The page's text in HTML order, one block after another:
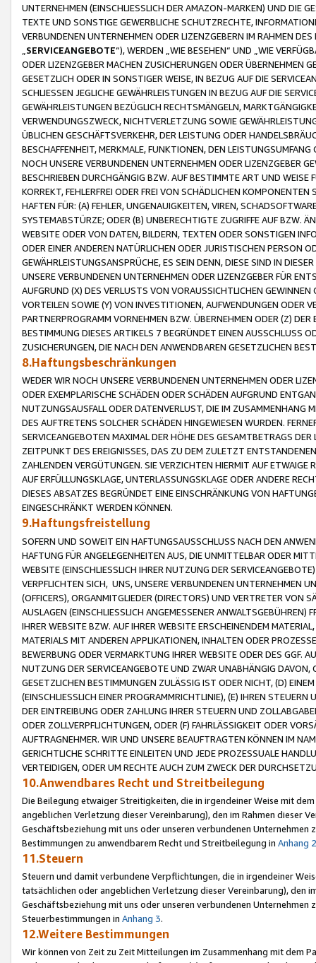
UNTERNEHMEN (EINSCHLIESSLICH DER AMAZON-MARKEN) UND DIE
TEXTE UND SONSTIGE GEWERBLICHE SCHUTZRECHTE,
VERBUNDENEN UNTERNEHMEN ODER LIZENZGEBERN IM RAHMEN
SERVICEANGEBOTE“), WERDEN „WIE BESEHEN“ UND „WIE
ODER LIZENZGEBER MACHEN ZUSICHERUNGEN ODER ÜBERNEHMEN
GESETZLICH ODER IN SONSTIGER WEISE, IN BEZUG AUF DIE
SCHLIESSEN JEGLICHE GEWÄHRLEISTUNGEN IN BEZUG AUF DIE
GEWÄHRLEISTUNGEN BEZÜGLICH RECHTSMÄNGELN,
VERWENDUNGSZWECK, NICHTVERLETZUNG SOWIE
ÜBLICHEN GESCHÄFTSVERKEHR, DER LEISTUNG ODER
BESCHAFFENHEIT, MERKMALE, FUNKTIONEN, DEN
NOCH UNSERE VERBUNDENEN UNTERNEHMEN ODER LIZENZGEBER
BESCHRIEBEN DURCHGÄNGIG BZW. AUF BESTIMMTE ART UND
KORREKT, FEHLERFREI ODER FREI VON SCHÄDLICHEN
HAFTEN FÜR: (A) FEHLER, UNGENAUIGKEITEN, VIREN,
SYSTEMABSTÜRZE; ODER (B) UNBERECHTIGTE ZUGRIFFE AUF BZW.
WEBSITE ODER VON DATEN, BILDERN, TEXTEN ODER SONSTIGEN
ODER EINER ANDEREN NATÜRLICHEN ODER JURISTISCHEN PERSON
GEWÄHRLEISTUNGSANSPRÜCHE, ES SEIN DENN, DIESE SIND IN
UNSERE VERBUNDENEN UNTERNEHMEN ODER LIZENZGEBER FÜR
AUFGRUND (X) DES VERLUSTS VON VORAUSSICHTLICHEN
VORTEILEN SOWIE (Y) VON INVESTITIONEN, AUFWENDUNGEN ODER
PARTNERPROGRAMM VORNEHMEN BZW. ÜBERNEHMEN ODER (Z)
BESTIMMUNG DIESES ARTIKELS 7 BEGRÜNDET EINEN AUSSCHLUSS
ZUSICHERUNGEN, DIE NACH DEN ANWENDBAREN GESETZLICHEN
8.Haftungsbeschränkungen
WEDER WIR NOCH UNSERE VERBUNDENEN UNTERNEHMEN ODER
ODER EXEMPLARISCHE SCHÄDEN ODER SCHÄDEN AUFGRUND
NUTZUNGSAUSFALL ODER DATENVERLUST, DIE IM ZUSAMMENHANG
DES AUFTRETENS SOLCHER SCHÄDEN HINGEWIESEN WURDEN.
SERVICEANGEBOTEN MAXIMAL DER HÖHE DES GESAMTBETRAGS
ZEITPUNKT DES EREIGNISSES, DAS ZU DEM ZULETZT
ZAHLENDEN VERGÜTUNGEN. SIE VERZICHTEN HIERMIT AUF
AUF ERFÜLLUNGSKLAGE, UNTERLASSUNGSKLAGE ODER ANDERE
DIESES ABSATZES BEGRÜNDET EINE EINSCHRÄNKUNG VON
EINGESCHRÄNKT WERDEN KÖNNEN.
9.Haftungsfreistellung
SOFERN UND SOWEIT EIN HAFTUNGSAUSSCHLUSS NACH DEN
HAFTUNG FÜR ANGELEGENHEITEN AUS, DIE UNMITTELBAR ODER
WEBSITE (EINSCHLIESSLICH IHRER NUTZUNG DER
VERPFLICHTEN SICH, UNS, UNSERE VERBUNDENEN UNTERNEHMEN
(OFFICERS), ORGANMITGLIEDER (DIRECTORS) UND VERTRETER VON
AUSLAGEN (EINSCHLIESSLICH ANGEMESSENER
IHRER WEBSITE BZW. AUF IHRER WEBSITE ERSCHEINENDEM
MATERIALS MIT ANDEREN APPLIKATIONEN, INHALTEN ODER
BEWERBUNG ODER VERMARKTUNG IHRER WEBSITE ODER DES GGF.
NUTZUNG DER SERVICEANGEBOTE UND ZWAR UNABHÄNGIG
GESETZLICHEN BESTIMMUNGEN ZULÄSSIG IST ODER NICHT, (D)
(EINSCHLIESSLICH EINER PROGRAMMRICHTLINIE), (E) IHREN
DER EINTREIBUNG ODER ZAHLUNG IHRER STEUERN UND
ODER ZOLLVERPFLICHTUNGEN, ODER (F) FAHRLÄSSIGKEIT ODER
AUFTRAGNEHMER. WIR UND UNSERE BEAUFTRAGTEN KÖNNEN IM
GERICHTLICHE SCHRITTE EINLEITEN UND JEDE PROZESSUALE
VERTEIDIGEN, ODER UM RECHTE AUCH ZUM ZWECK DER
10.Anwendbares Recht und Streitbeilegung
Die Beilegung etwaiger Streitigkeiten, die in irgendeiner Weise mit
angeblichen Verletzung dieser Vereinbarung), den im Rahmen dieser
Geschäftsbeziehung mit uns oder unseren verbundenen
Bestimmungen zu anwendbarem Recht und Streitbeilegung in Anhang 2
11.Steuern
Steuern und damit verbundene Verpflichtungen, die in irgendeiner
tatsächlichen oder angeblichen Verletzung dieser Vereinbarung), den
Geschäftsbeziehung mit uns oder unseren verbundenen
Steuerbestimmungen in Anhang 3.
12.Weitere Bestimmungen
Wir können von Zeit zu Zeit Mitteilungen im Zusammenhang mit dem